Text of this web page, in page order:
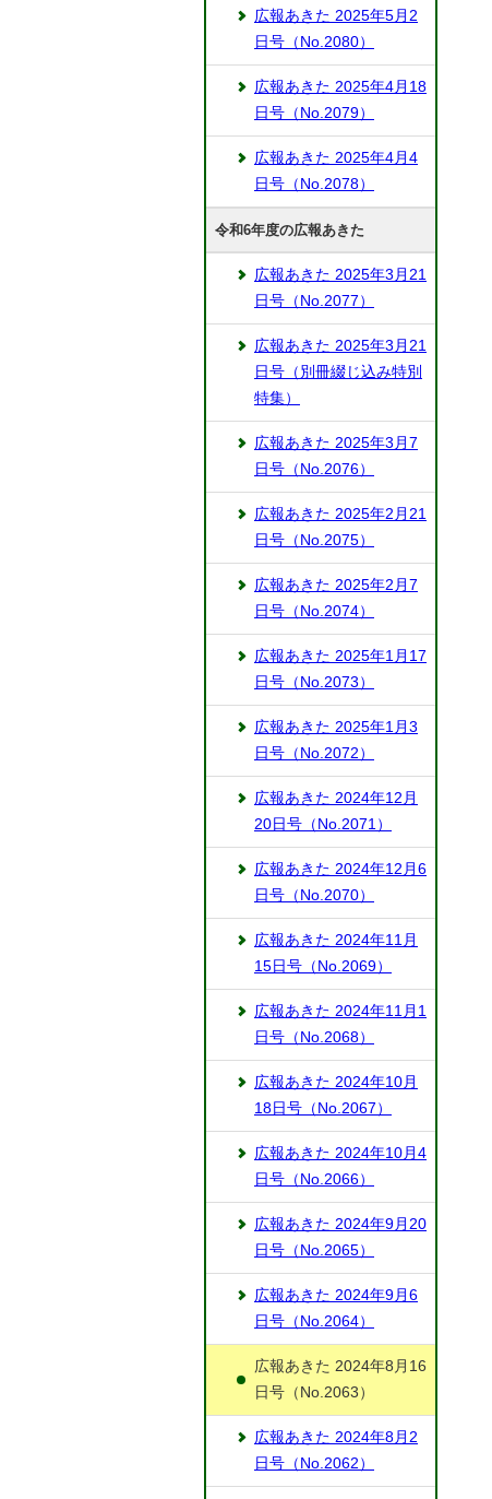
広報あきた 2025年5月2
日号（No.2080）
広報あきた 2025年4月18
日号（No.2079）
広報あきた 2025年4月4
日号（No.2078）
令和6年度の広報あきた
広報あきた 2025年3月21
日号（No.2077）
広報あきた 2025年3月21
日号（別冊綴じ込み特別
特集）
広報あきた 2025年3月7
日号（No.2076）
広報あきた 2025年2月21
日号（No.2075）
広報あきた 2025年2月7
日号（No.2074）
広報あきた 2025年1月17
日号（No.2073）
広報あきた 2025年1月3
日号（No.2072）
広報あきた 2024年12月
20日号（No.2071）
広報あきた 2024年12月6
日号（No.2070）
広報あきた 2024年11月
15日号（No.2069）
広報あきた 2024年11月1
日号（No.2068）
広報あきた 2024年10月
18日号（No.2067）
広報あきた 2024年10月4
日号（No.2066）
広報あきた 2024年9月20
日号（No.2065）
広報あきた 2024年9月6
日号（No.2064）
広報あきた 2024年8月16
日号（No.2063）
広報あきた 2024年8月2
日号（No.2062）